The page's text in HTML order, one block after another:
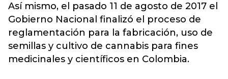
Así mismo, el pasado 11 de agosto de 2017 el
Gobierno Nacional finalizó el proceso de
reglamentación para la fabricación, uso de
semillas y cultivo de cannabis para fines
medicinales y científicos en Colombia.